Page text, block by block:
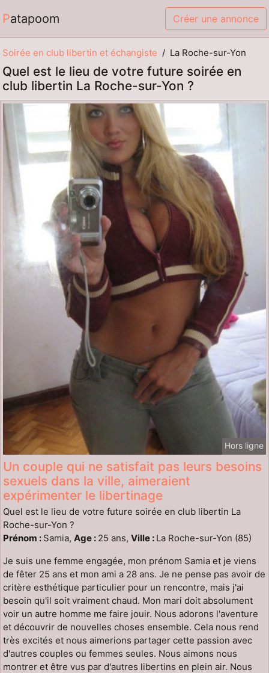
Patapoom Créer une annonce
Soirée en club libertin et échangiste La Roche-sur-Yon
Quel est le lieu de votre future soirée en
club libertin La Roche-sur-Yon ?
Hors ligne
Un couple qui ne satisfait pas leurs besoins
sexuels dans la ville, aimeraient
expérimenter le libertinage
Quel est le lieu de votre future soirée en club libertin La
Roche-sur-Yon ?
Prénom : Samia, Age : 25 ans, Ville : La Roche-sur-Yon (85)
Je suis une femme engagée, mon prénom Samia et je viens
de fêter 25 ans et mon ami a 28 ans. Je ne pense pas avoir de
critère esthétique particulier pour un rencontre, mais j'ai
besoin qu'il soit vraiment chaud. Mon mari doit absolument
voir un autre homme me faire jouir. Nous adorons l'aventure
et découvrir de nouvelles choses ensemble. Cela nous rend
très excités et nous aimerions partager cette passion avec
d'autres couples ou femmes seules. Nous aimons nous
montrer et être vus par d'autres libertins en plein air. Nous